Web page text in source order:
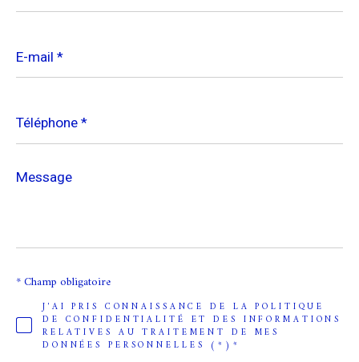
mail
*
*
Message
*
J'AI PRIS CONNAISSANCE DE LA POLITIQUE
DE CONFIDENTIALITÉ ET DES INFORMATIONS
RELATIVES AU TRAITEMENT DE MES
DONNÉES PERSONNELLES (*)*
* Champ obligatoire